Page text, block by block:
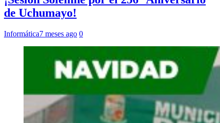
de Uchumayo!
Informática7 meses ago 0